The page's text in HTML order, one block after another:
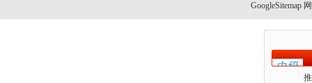
GoogleSitemap网